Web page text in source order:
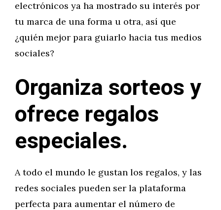
electrónicos ya ha mostrado su interés por
tu marca de una forma u otra, así que
¿quién mejor para guiarlo hacia tus medios
sociales?
Organiza sorteos y
ofrece regalos
especiales.
A todo el mundo le gustan los regalos, y las
redes sociales pueden ser la plataforma
perfecta para aumentar el número de